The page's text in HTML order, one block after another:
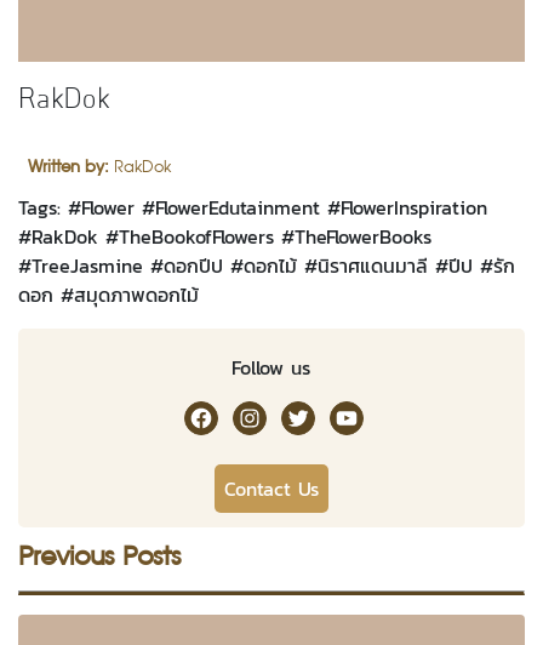
RakDok
Written by: RakDok
Tags: #Flower #FlowerEdutainment #FlowerInspiration
#RakDok #TheBookofFlowers #TheFlowerBooks
#TreeJasmine #ดอกปีป #ดอกไม้ #นิราศแดนมาลี #ปีป #รัก
ดอก #สมุดภาพดอกไม้
Follow us
RakDok Channel Facebook
RakDok Channel Instagram
RakDok Twitter
Rakdok Channel
Contact Us
Previous Posts